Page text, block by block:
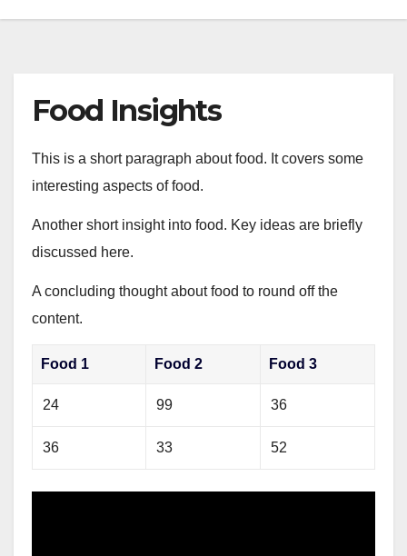
Food Insights
This is a short paragraph about food. It covers some
interesting aspects of food.
Another short insight into food. Key ideas are briefly
discussed here.
A concluding thought about food to round off the
content.
Food 1 Food 2 Food 3
24 99 36
36 33 52